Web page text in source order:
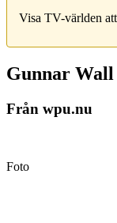
Visa TV-världen
Gunnar Wall
Från wpu.nu
Foto